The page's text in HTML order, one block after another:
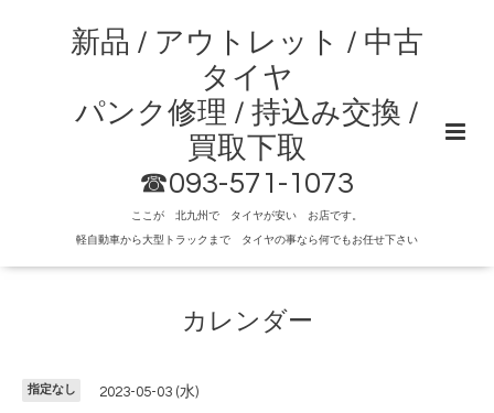
新品 / アウトレット / 中古
タイヤ
パンク修理 / 持込み交換 /
買取下取
☎093-571-1073
ここが 北九州で タイヤが安い お店です。
軽自動車から大型トラックまで タイヤの事なら何でもお任せ下さい
カレンダー
指定なし 2023-05-03 (水)